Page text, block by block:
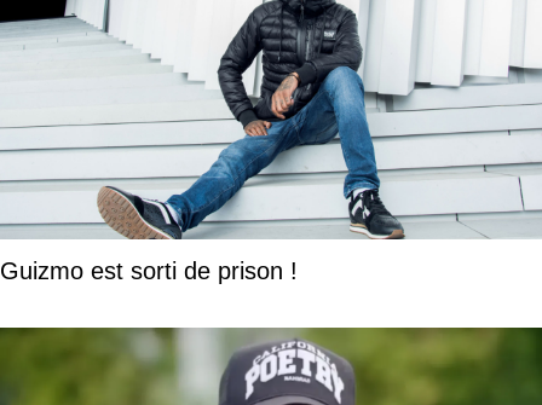
Guizmo est sorti de prison !